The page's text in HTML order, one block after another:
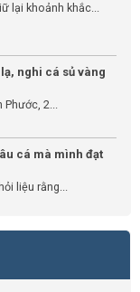
lại khoảnh khắc...
nghi cá sủ vàng
Phước, 2...
cá mà mình đạt
liệu rằng...